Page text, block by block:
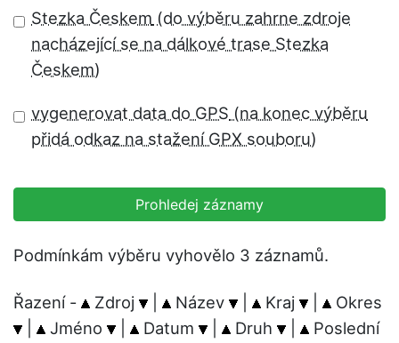
Stezka Českem
vygenerovat data do GPS
Prohledej záznamy
Podmínkám výběru vyhovělo 3 záznamů.
Řazení - Zdroj Název Kraj
Okres
Jméno Datum Druh
Poslední